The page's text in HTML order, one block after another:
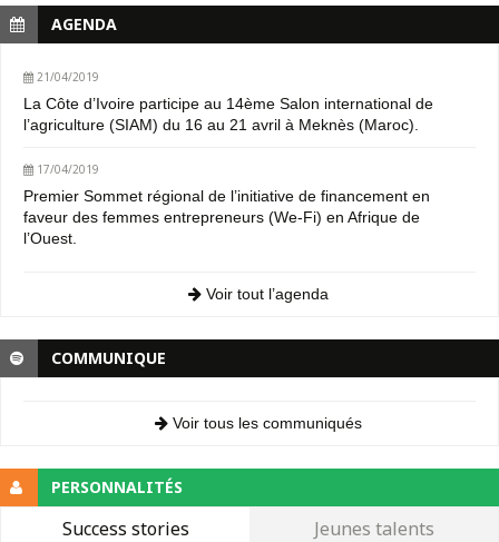
AGENDA
21/04/2019
La Côte d’Ivoire participe au 14ème Salon international de
l’agriculture (SIAM) du 16 au 21 avril à Meknès (Maroc).
17/04/2019
Premier Sommet régional de l’initiative de financement en
faveur des femmes entrepreneurs (We-Fi) en Afrique de
l’Ouest.
Voir tout l’agenda
COMMUNIQUE
Voir tous les communiqués
PERSONNALITÉS
Success stories Jeunes talents